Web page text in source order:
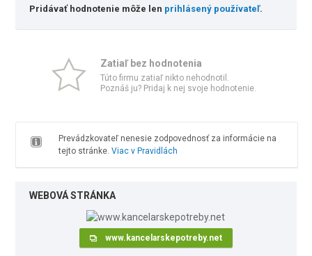
Pridávať hodnotenie môže len prihlásený používateľ.
Zatiaľ bez hodnotenia
Túto firmu zatiaľ nikto nehodnotil.
Poznáš ju? Pridaj k nej svoje hodnotenie.
Prevádzkovateľ nenesie zodpovednosť za informácie na
tejto stránke. Viac v Pravidlách
WEBOVÁ STRÁNKA
www.kancelarskepotreby.net